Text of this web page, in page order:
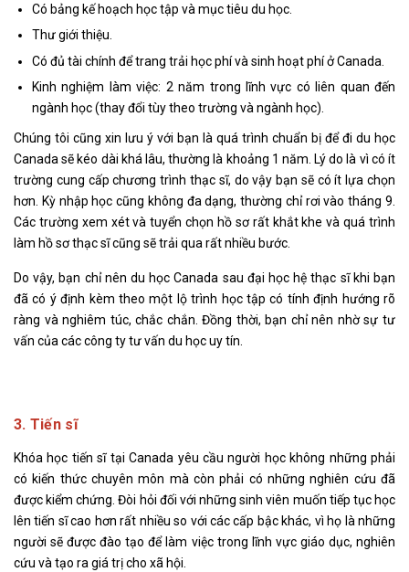
Có bảng kế hoạch học tập và mục tiêu du học.
Thư giới thiệu.
Có đủ tài chính để trang trải học phí và sinh hoạt phí ở Canada.
Kinh nghiệm làm việc: 2 năm trong lĩnh vực có liên quan đến
ngành học (thay đổi tùy theo trường và ngành học).
Chúng tôi cũng xin lưu ý với bạn là quá trình chuẩn bị để đi du học
Canada sẽ kéo dài khá lâu, thường là khoảng 1 năm. Lý do là vì có ít
trường cung cấp chương trình thạc sĩ, do vậy bạn sẽ có ít lựa chọn
hơn. Kỳ nhập học cũng không đa dạng, thường chỉ rơi vào tháng 9.
Các trường xem xét và tuyển chọn hồ sơ rất khắt khe và quá trình
làm hồ sơ thạc sĩ cũng sẽ trải qua rất nhiều bước.
Do vậy, bạn chỉ nên du học Canada sau đại học hệ thạc sĩ khi bạn
đã có ý định kèm theo một lộ trình học tập có tính định hướng rõ
ràng và nghiêm túc, chắc chắn. Đồng thời, bạn chỉ nên nhờ sự tư
vấn của các công ty tư vấn du học uy tín.
3. Tiến sĩ
Khóa học tiến sĩ tại Canada yêu cầu người học không những phải
có kiến thức chuyên môn mà còn phải có những nghiên cứu đã
được kiểm chứng. Đòi hỏi đối với những sinh viên muốn tiếp tục học
lên tiến sĩ cao hơn rất nhiều so với các cấp bậc khác, vì họ là những
người sẽ được đào tạo để làm việc trong lĩnh vực giáo dục, nghiên
cứu và tạo ra giá trị cho xã hội.